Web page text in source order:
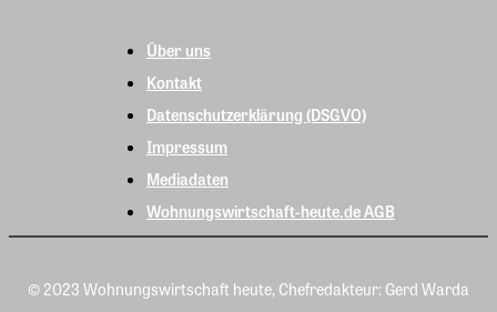
Über uns
Kontakt
Datenschutzerklärung (DSGVO)
Impressum
Mediadaten
Wohnungswirtschaft-heute.de AGB
© 2023 Wohnungswirtschaft heute, Chefredakteur: Gerd Warda